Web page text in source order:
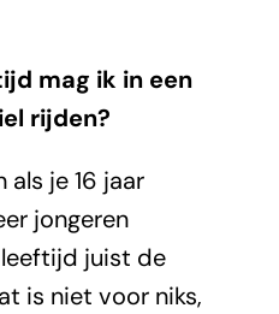
mag ik in een
rijden?
als je 16 jaar
jongeren
juist de
is niet voor niks,